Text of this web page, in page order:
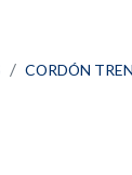
CORDÓN